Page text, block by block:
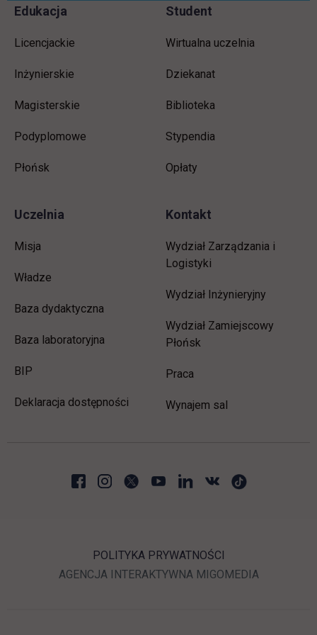
Pomiń
Informacje w stopce
Edukacja
Licencjackie
Inżynierskie
Magisterskie
Podyplomowe
Płońsk
Student
Wirtualna uczelnia
Dziekanat
Biblioteka
Stypendia
Opłaty
Uczelnia
Misja
Władze
Baza dydaktyczna
Baza laboratoryjna
BIP link otwiera się w nowej karcie
Deklaracja dostępności
Kontakt
Wydział Zarządzania i
Logistyki
Wydział Inżynieryjny
Wydział Zamiejscowy
Płońsk
Praca
Wynajem sal
POLITYKA PRYWATNOŚCI
AGENCJA INTERAKTYWNA LINK OTWIERA SIĘ W
MIGOMEDIA